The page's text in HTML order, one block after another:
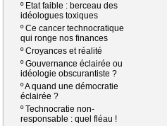
º Etat faible : berceau des
idéologues toxiques
ºCe cancer technocratique
qui ronge nos finances
ºCroyances et réalité
ºGouvernance éclairée ou
idéologie obscurantiste ?
ºA quand une démocratie
éclairée ?
ºTechnocratie non-
responsable : quel fléau !